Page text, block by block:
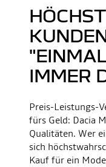
IMMER
Preis-Leistungs-
fürs Geld: Dacia
Qualitäten. Wer
sich
Kauf für ein